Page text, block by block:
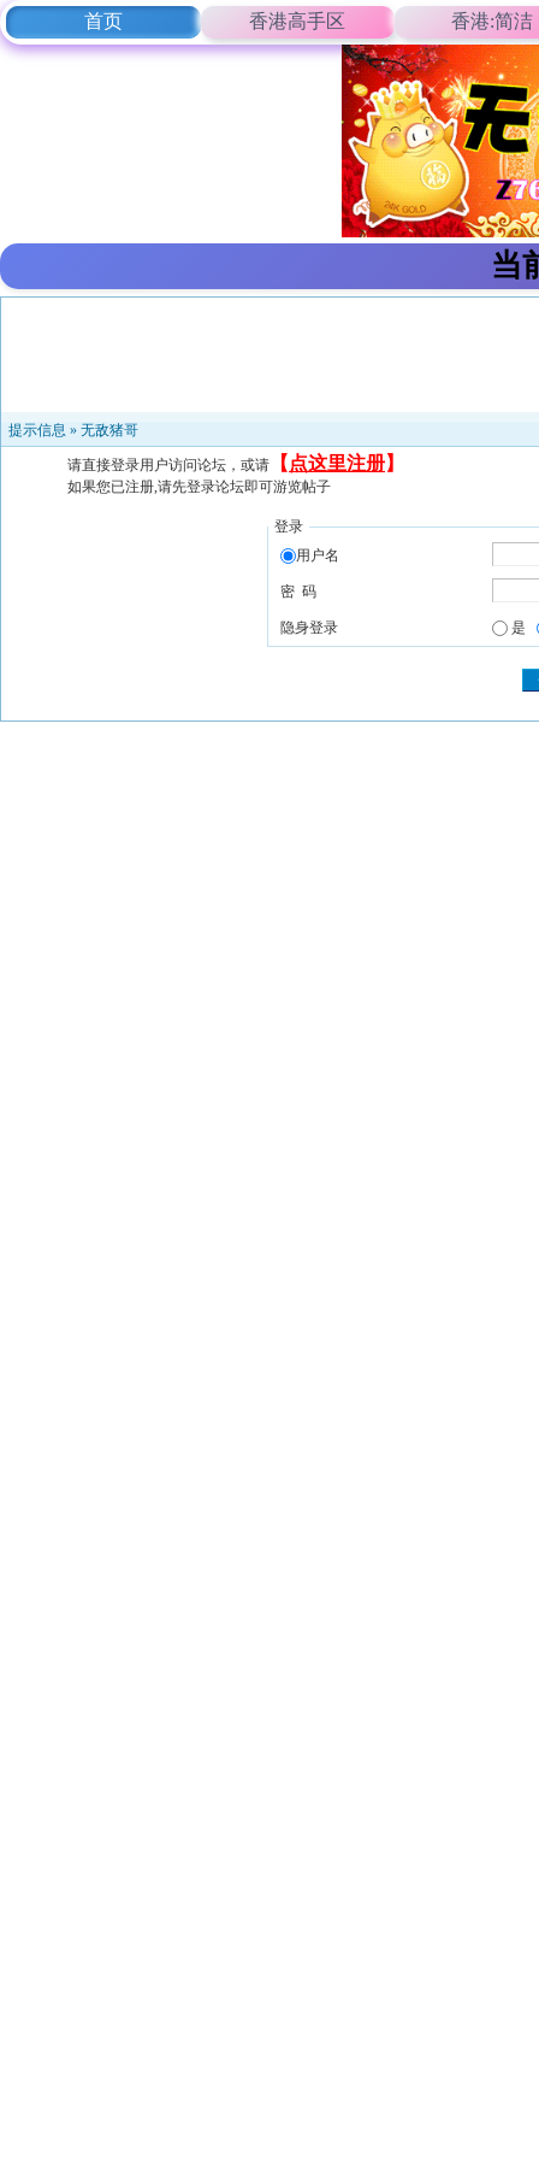
首页 香港高手区 香港:简洁
当
提示信息 » 无敌猪哥
请直接登录用户访问论坛，或请 【 点这里注册】
如果您已注册,请先登录论坛即可游览帖子
登录
用户名
密 码
隐身登录 是